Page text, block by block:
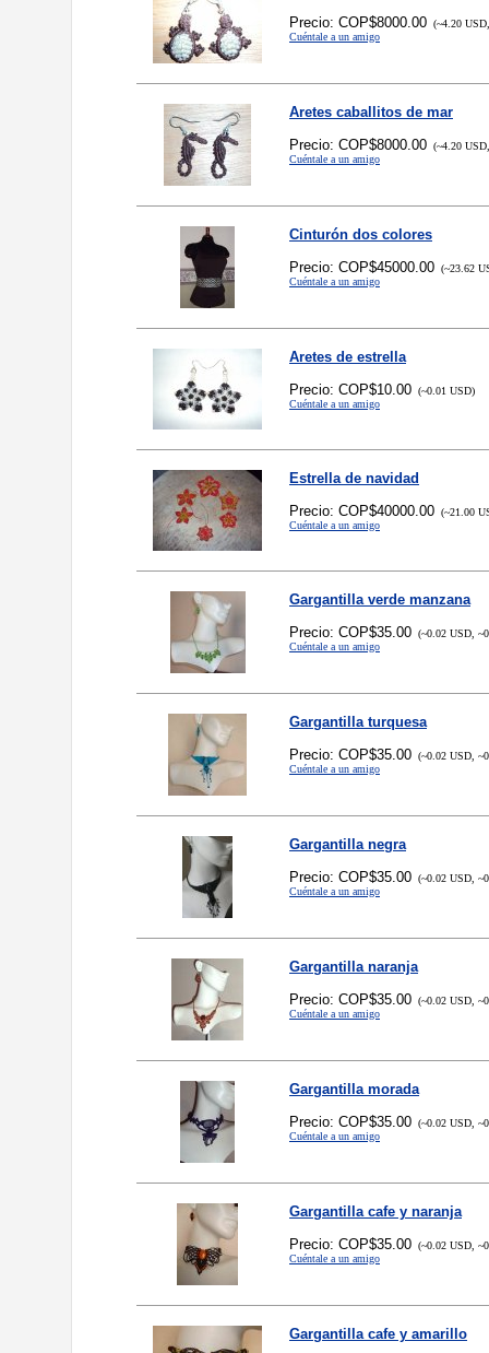
Precio: COP$8000.00 (~4.20
Cuéntale a un amigo
Aretes caballitos de mar
Precio: COP$8000.00 (~4.20
Cuéntale a un amigo
Cinturón dos colores
Precio: COP$45000.00 (~23.62
Cuéntale a un amigo
Aretes de estrella
Precio: COP$10.00 (~0.01 USD)
Cuéntale a un amigo
Estrella de navidad
Precio: COP$40000.00 (~21.00
Cuéntale a un amigo
Gargantilla verde manzana
Precio: COP$35.00 (~0.02 USD,
Cuéntale a un amigo
Gargantilla turquesa
Precio: COP$35.00 (~0.02 USD,
Cuéntale a un amigo
Gargantilla negra
Precio: COP$35.00 (~0.02 USD,
Cuéntale a un amigo
Gargantilla naranja
Precio: COP$35.00 (~0.02 USD,
Cuéntale a un amigo
Gargantilla morada
Precio: COP$35.00 (~0.02 USD,
Cuéntale a un amigo
Gargantilla cafe y naranja
Precio: COP$35.00 (~0.02 USD,
Cuéntale a un amigo
Gargantilla cafe y amarillo